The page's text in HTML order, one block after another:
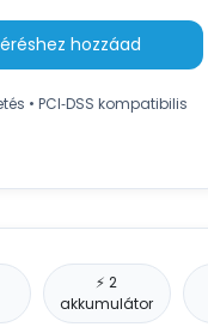
hozzáad
• PCI‑DSS kompatibilis
⚡ 2
akkumulátor